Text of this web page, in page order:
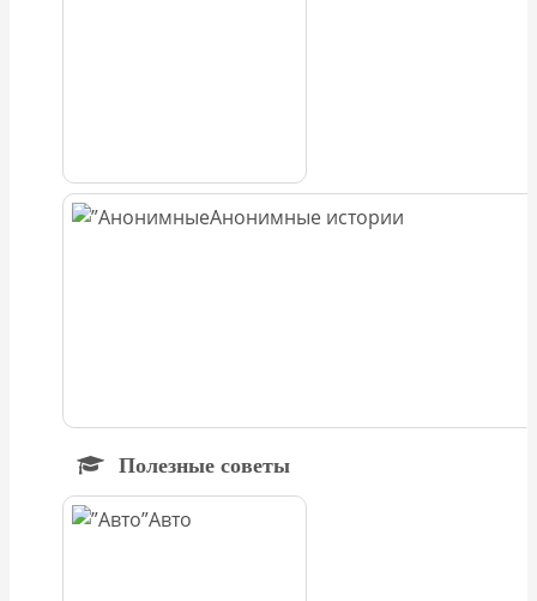
Анонимные истории
Полезные советы
Авто